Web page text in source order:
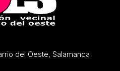
del Oeste, Salamanca